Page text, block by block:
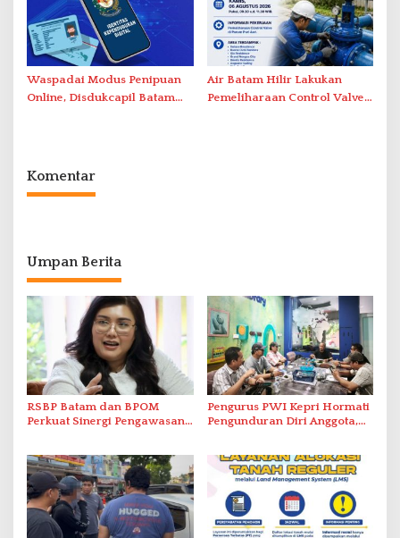
Waspadai Modus Penipuan
Online, Disdukcapil Batam
Air Batam Hilir Lakukan
Pemeliharaan Control Valve,
Komentar
Umpan Berita
RSBP Batam dan BPOM
Perkuat Sinergi Pengawasan
Pengurus PWI Kepri Hormati
Pengunduran Diri Anggota,